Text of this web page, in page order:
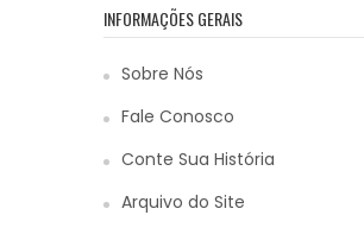
INFORMAÇÕES GERAIS
Sobre Nós
Fale Conosco
Conte Sua História
Arquivo do Site